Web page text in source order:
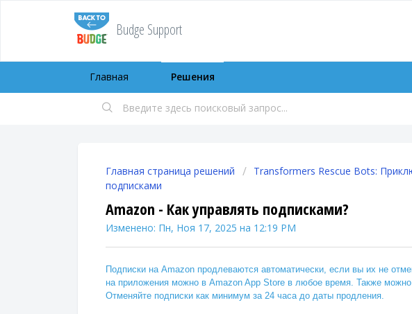
Budge Support
Главная Решения
Главная страница решений Transformers Rescue Bots:
подписками
Amazon - Как управлять подписками?
Изменено: Пн, Ноя 17, 2025 на 12:19 PM
Подписки на Amazon продлеваются автоматически, если вы их не
на приложения можно в Amazon App Store в любое время. Также можно
Отменяйте подписки как минимум за 24 часа до даты продления.